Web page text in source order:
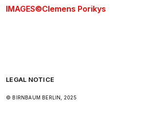
IMAGES©Clemens Porikys
© BIRNBAUM BERLIN, 2025
LEGAL NOTICE